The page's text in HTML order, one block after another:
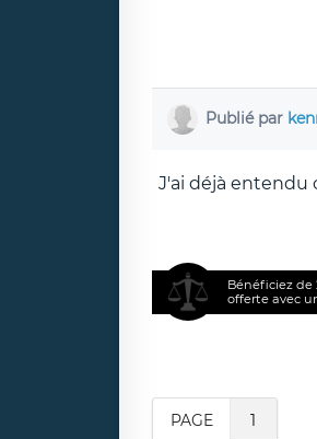
Publié par
J'ai déjà entendu
Bénéficiez
offerte avec
PAGE 1